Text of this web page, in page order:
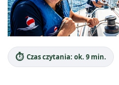
⏱️ Czas czytania: ok. 9 min.